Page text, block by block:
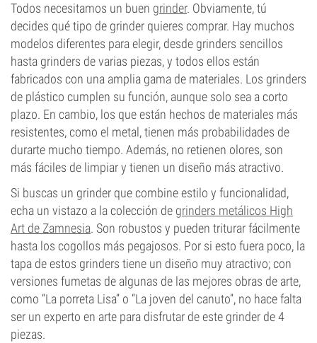
Todos necesitamos un buen grinder. Obviamente, tú
decides qué tipo de grinder quieres comprar. Hay muchos
modelos diferentes para elegir, desde grinders sencillos
hasta grinders de varias piezas, y todos ellos están
fabricados con una amplia gama de materiales. Los grinders
de plástico cumplen su función, aunque solo sea a corto
plazo. En cambio, los que están hechos de materiales más
resistentes, como el metal, tienen más probabilidades de
durarte mucho tiempo. Además, no retienen olores, son
más fáciles de limpiar y tienen un diseño más atractivo.
Si buscas un grinder que combine estilo y funcionalidad,
echa un vistazo a la colección de grinders metálicos High
Art de Zamnesia. Son robustos y pueden triturar fácilmente
hasta los cogollos más pegajosos. Por si esto fuera poco, la
tapa de estos grinders tiene un diseño muy atractivo; con
versiones fumetas de algunas de las mejores obras de arte,
como “La porreta Lisa” o “La joven del canuto”, no hace falta
ser un experto en arte para disfrutar de este grinder de 4
piezas.